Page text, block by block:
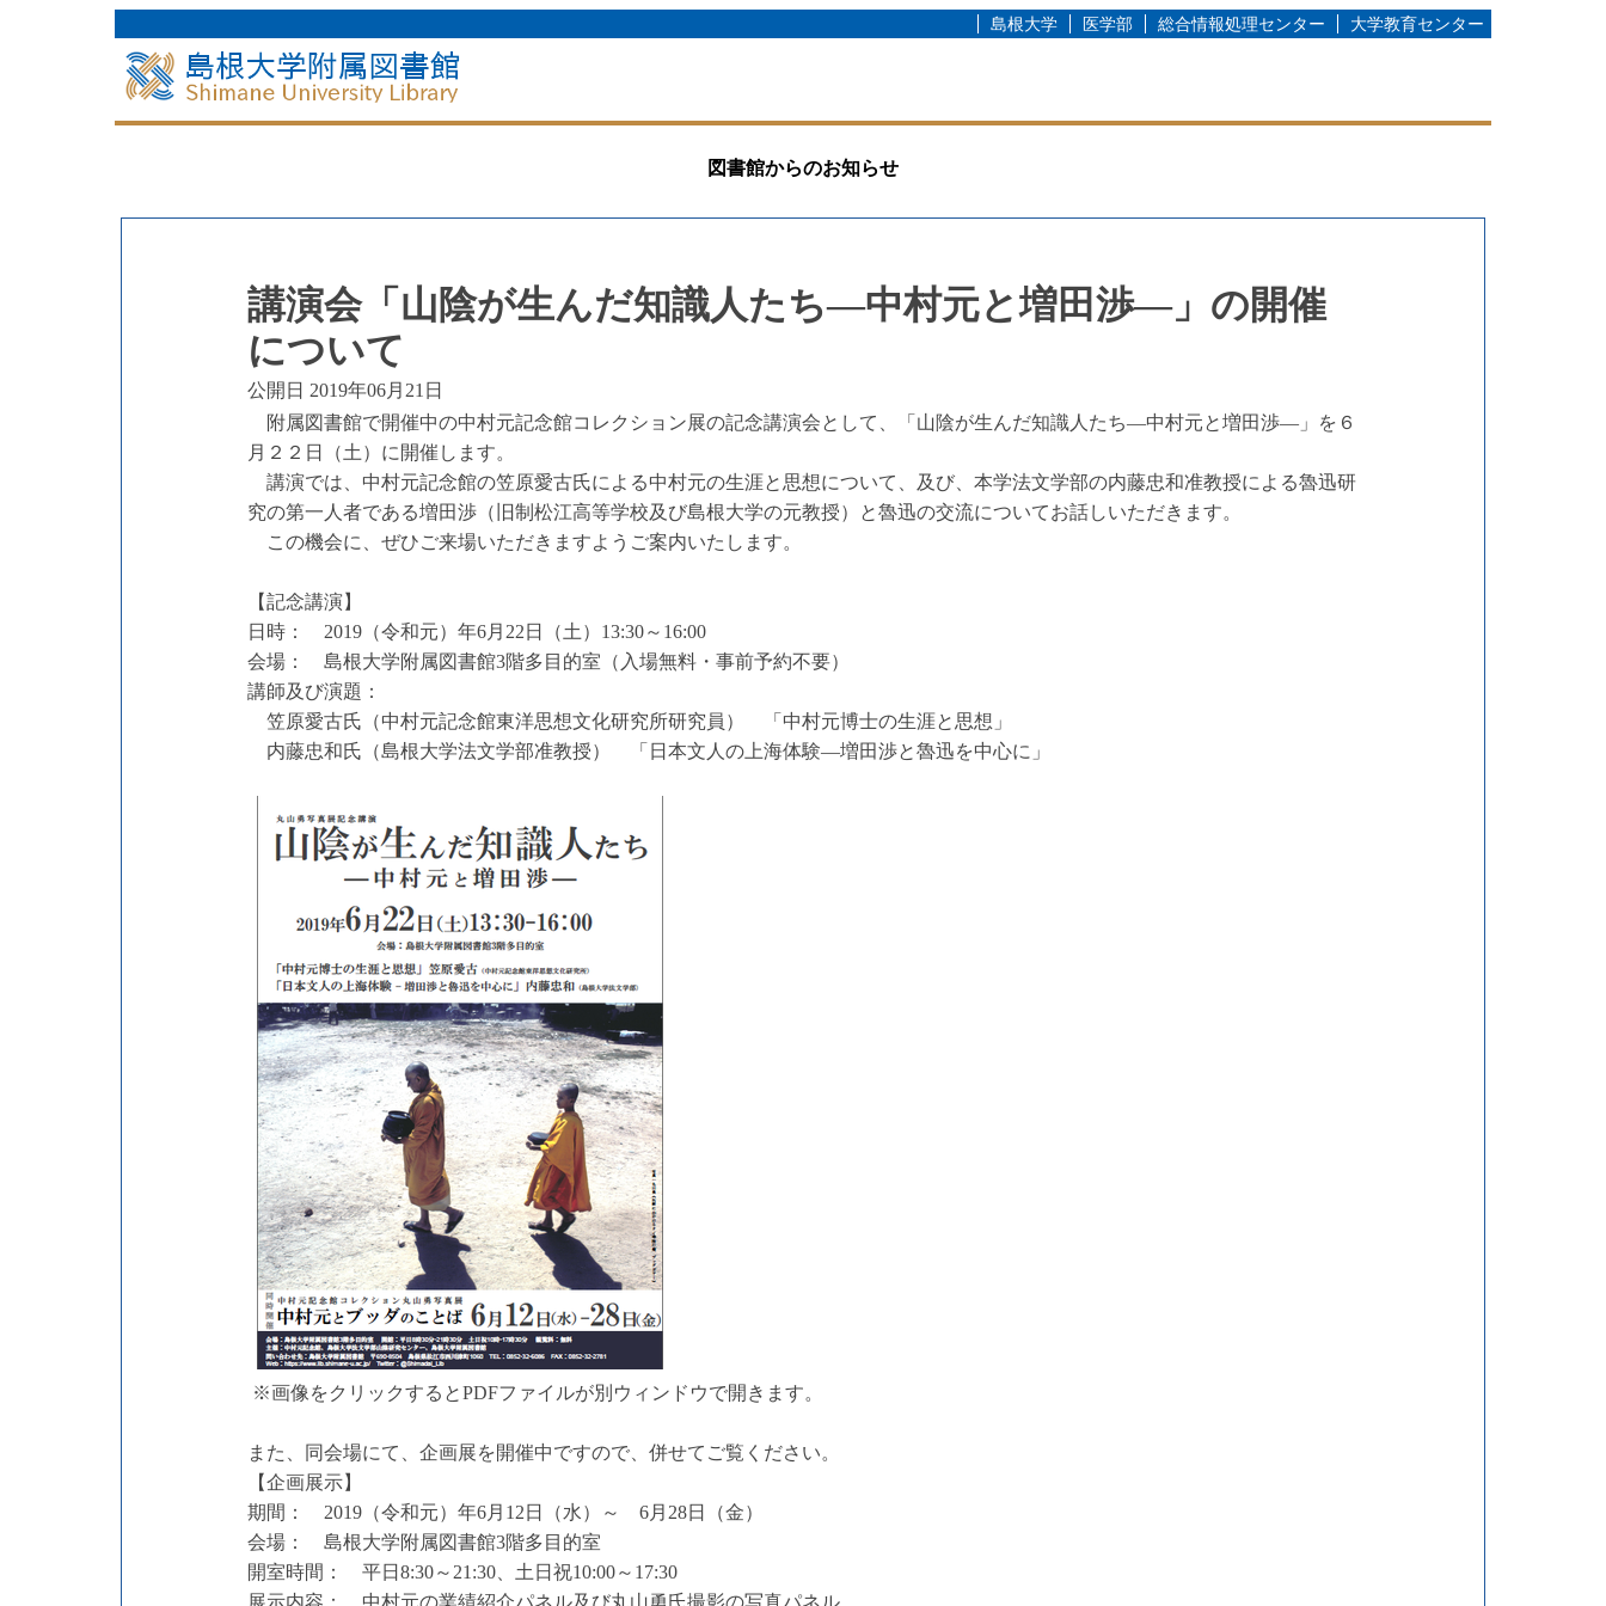
島根大学 医学部 総合情報処理センター 大学教育センター
図書館からのお知らせ
講演会「山陰が生んだ知識人たち―中村元と増田渉―」の開催
について
公開日 2019年06月21日
附属図書館で開催中の中村元記念館コレクション展の記念講演会として、「山陰が生んだ知識人たち―中村元と増田渉―」を６
月２２日（土）に 開催します。
講演では、中村元記念館の笠原愛古氏による中村元の生涯と思想について、及び、本学法文学部の内藤忠和准教授による魯迅研
究の第一人者である増田渉（旧制松江高等学校及び島根大学の元教授）と魯迅の交流についてお話しいただきます。
この機会に、ぜひご来場いただきますようご案内いたします。
【記念講演】
日時： 2019（令和元）年6月22日（土）13:30～16:00
会場： 島根大学附属図書館3階多目的室（入場無料・事前予約不要）
講師及び演題：
笠原愛古氏（中村元記念館東洋思想文化研究所研究員） 「中村元博士の生涯と思想」
内藤忠和氏（島根大学法文学部准教授） 「日本文人の上海体験―増田渉と魯迅を中心に」
※画像をクリックするとPDFファイルが別ウィンドウで開きます。
また、同会場にて、企画展を開催中ですので、併せてご覧ください。
【企画展示】
期間： 2019（令和元）年6月12日（水）～ 6月28日（金）
会場： 島根大学附属図書館3階多目的室
開室時間： 平日8:30～21:30、土日祝10:00～17:30
展示内容： 中村元の業績紹介パネル及び丸山勇氏撮影の写真パネル